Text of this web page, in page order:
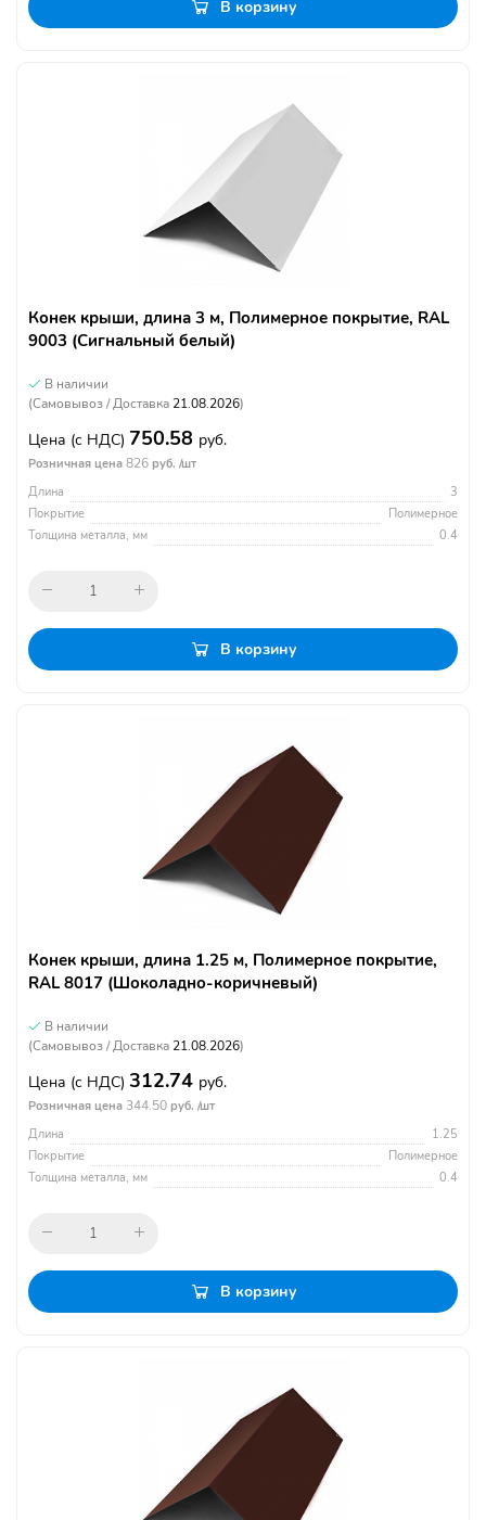
В корзину
Конек крыши, длина 3 м, Полимерное покрытие, RAL
9003 (Сигнальный белый)
В наличии
(Самовывоз / Доставка 21.08.2026)
Цена (с НДС) 750.58 руб.
Розничная цена 826 руб. /шт
Длина
3
Покрытие
Полимерное
Толщина металла, мм
0.4
В корзину
Конек крыши, длина 1.25 м, Полимерное покрытие,
RAL 8017 (Шоколадно-коричневый)
В наличии
(Самовывоз / Доставка 21.08.2026)
Цена (с НДС) 312.74 руб.
Розничная цена 344.50 руб. /шт
Длина
1.25
Покрытие
Полимерное
Толщина металла, мм
0.4
В корзину